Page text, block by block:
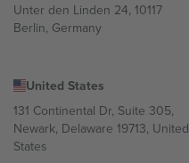
Unter den Linden 24, 10117
Berlin, Germany
United States
131 Continental Dr, Suite 305,
Newark, Delaware 19713, United
States